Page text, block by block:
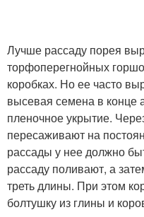
Лучше рассаду порея
торфоперегнойных
коробках. Но ее часто
высевая семена в конце
пленочное укрытие.
пересаживают на
рассады у нее должно
рассаду поливают, а
треть длины. При этом
болтушку из глины и